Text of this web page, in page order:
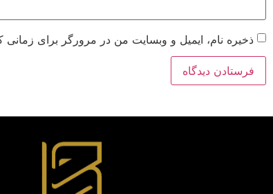
ذخیره نام، ایمیل و وبسایت من در مرورگر برای زمانی